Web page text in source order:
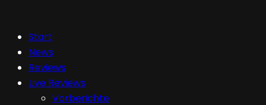
Start
News
Reviews
Live Reviews
Vorberichte